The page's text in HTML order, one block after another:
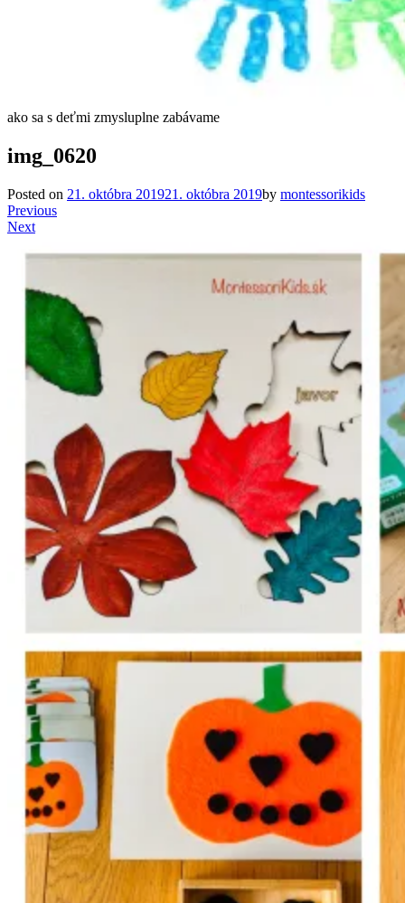
ako sa s deťmi zmysluplne zabávame
img_0620
Posted on 21. októbra 201921. októbra 2019by montessorikids
Previous
Next